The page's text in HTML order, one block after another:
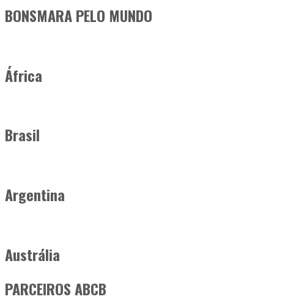
BONSMARA PELO MUNDO
África
Brasil
Argentina
Austrália
PARCEIROS ABCB